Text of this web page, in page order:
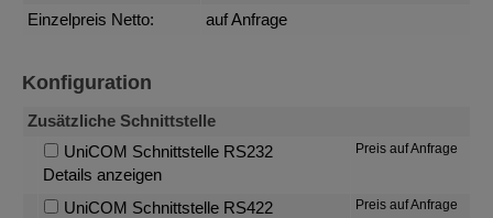
Einzelpreis Netto:
auf Anfrage
Konfiguration
Zusätzliche Schnittstelle
UniCOM Schnittstelle RS232
Details anzeigen
Preis auf Anfrage
UniCOM Schnittstelle RS422
Preis auf Anfrage